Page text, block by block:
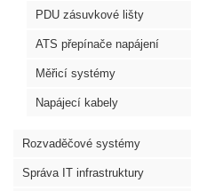
PDU zásuvkové lišty
ATS přepínače napájení
Měřicí systémy
Napájecí kabely
Rozvaděčové systémy
Správa IT infrastruktury